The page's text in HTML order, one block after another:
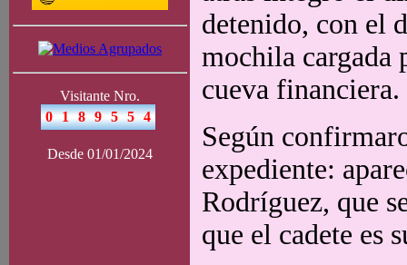
Visitante Nro.
Desde 01/01/2024
detenido, con el
mochila cargada
cueva financiera.
Según
expediente:
Rodríguez, que
que el cadete es